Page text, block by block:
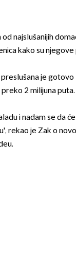
najslušanijih
kako su
je gotovo
2 milijuna puta.
i nadam se da
rekao je Zak o